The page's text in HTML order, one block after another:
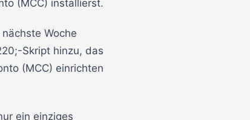
(MCC) installierst.
Woche
Skript hinzu, das
(MCC) einrichten
ein einziges